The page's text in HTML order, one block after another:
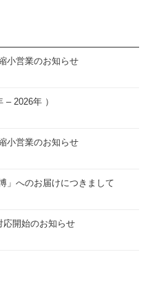
小営業のお知らせ
2026年 ）
小営業のお知らせ
」へのお届けにつきまして
応開始のお知らせ